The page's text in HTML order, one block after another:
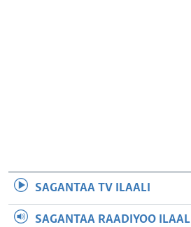
SAGANTAA TV ILAALI
SAGANTAA RAADIYOO ILAALI